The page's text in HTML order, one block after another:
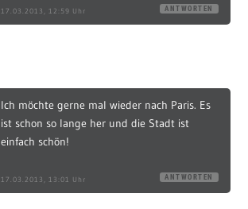
17.03.2013, 12:59 Uhr ANTWORTEN
Ich möchte gerne mal wieder nach Paris. Es
ist schon so lange her und die Stadt ist
einfach schön!
17.03.2013, 13:01 Uhr ANTWORTEN